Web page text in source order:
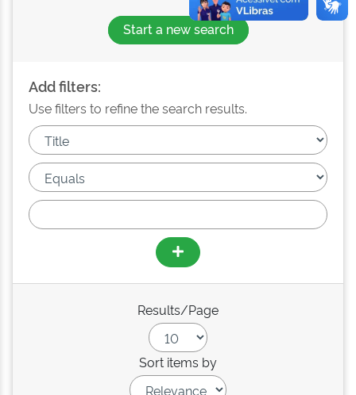
Start a new search
Add filters:
Use filters to refine the search results.
Results/Page
Sort items by